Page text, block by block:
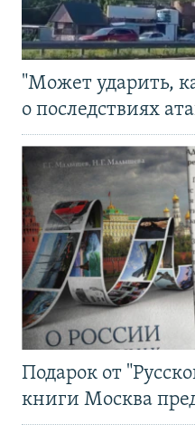
"Может ударить,
о последствиях
Подарок от
книги Москва